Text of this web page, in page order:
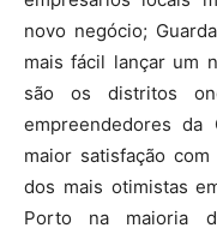
novo negócio;
mais fácil lançar um
são os distritos
empreendedores
maior satisfação
dos mais otimistas
Porto na maioria